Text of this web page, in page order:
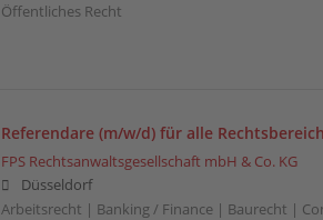
Öffentliches Recht
Referendare (m/w/d) für alle
FPS Rechtsanwaltsgesellschaft mbH & Co. KG
Düsseldorf
Arbeitsrecht | Banking / Finance | Baurecht |